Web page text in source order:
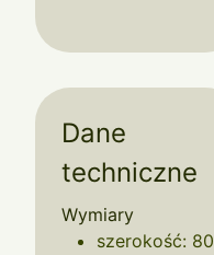
Dane
techniczne
Wymiary
szerokość: 80